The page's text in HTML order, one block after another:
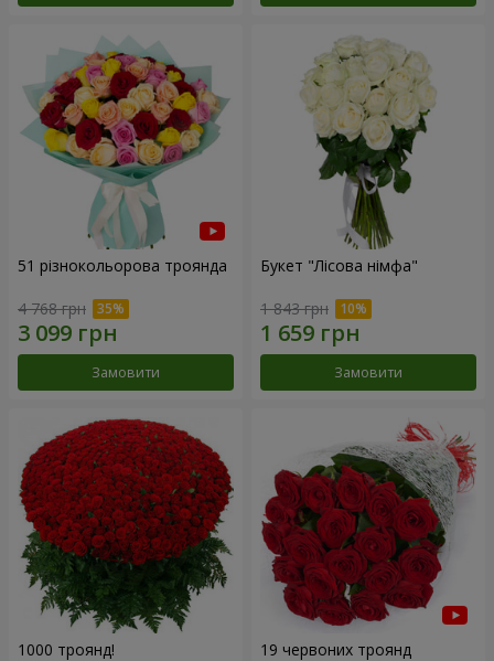
51 різнокольорова троянда
4 768 грн
Замовити
Букет "Лісова німфа"
1 843 грн
Замовити
1000 троянд! 19 червоних троянд